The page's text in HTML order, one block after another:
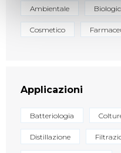
Ambientale
Cosmetico
Applicazioni
Batteriologia
Distillazione